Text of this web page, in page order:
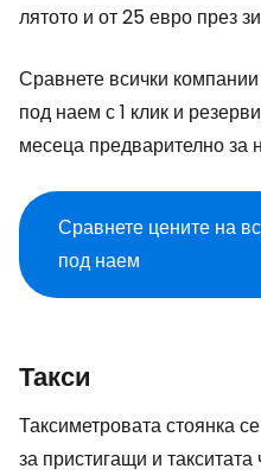
лятото и от 25 евро през
Сравнете всички
под наем с 1 клик и
месеца предварително за
Сравнете цените на
под наем
Такси
Таксиметровата стоянка
за пристигащи и такситата